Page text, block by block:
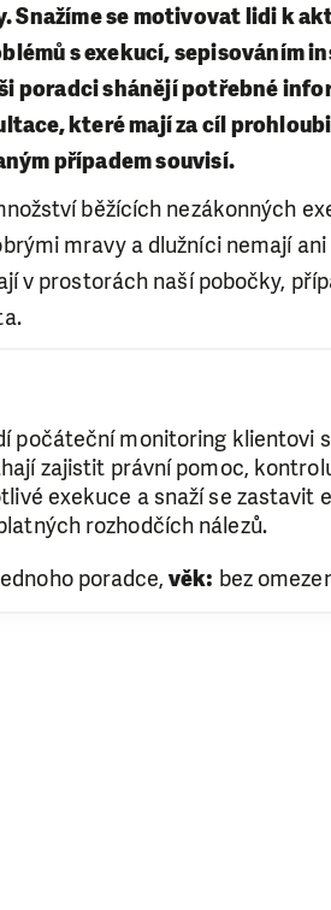
Snažíme se motivovat lidi k
s exekucí, sepisováním
poradci shánějí potřebné
které mají za cíl
případem souvisí.
běžících nezákonných
mravy a dlužníci nemají
v prostorách naší pobočky,
počáteční monitoring klientovi
zajistit právní pomoc,
exekuce a snaží se zastavit
rozhodčích nálezů.
poradce, věk: bez